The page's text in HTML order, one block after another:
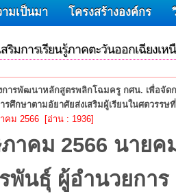
มเป็นมา โครงสร้างองค์กร
ริมการเรียนรู้ภาคตะวันออกเฉียงเห
การพัฒนาหลักสูตรพลิกโฉมครู กศน. เพื่อจัด
รศึกษาตามอัยาศัยส่งเสริมผู้เรียนในศตวรรษ
คม 2566 [อ่าน : 1936]
าคม 2566 นายค
พันธุ์ ผู้อำนวยการ